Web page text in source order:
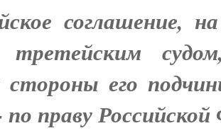
соглашение,
третейским
стороны его
по праву